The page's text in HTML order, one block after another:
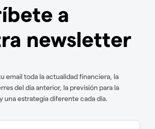
a
newsletter
email toda la actualidad financiera, la
del día anterior, la previsión para la
una estrategia diferente cada día.